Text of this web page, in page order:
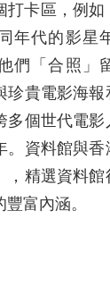
打卡區，例
年代的影星
們「合照」
珍貴電影海
多個世代電
。資料館與
，精選資料
富內涵。